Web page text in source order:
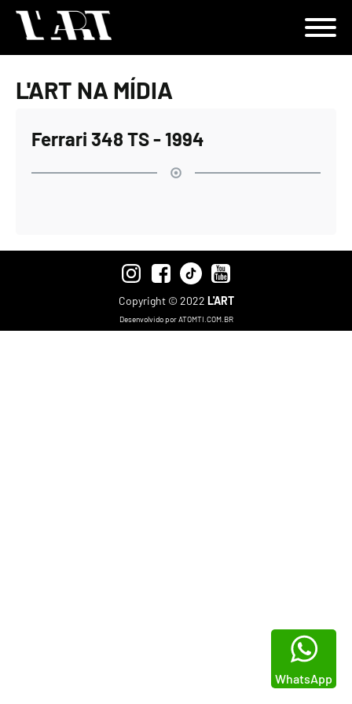
L'ART NA MÍDIA
Ferrari 348 TS - 1994
Copyright © 2022 L'ART
Desenvolvido por ATOMTI.COM.BR
WhatsApp